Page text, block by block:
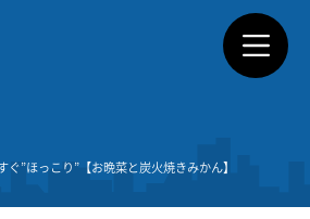
ぐ”ほっこり”【お晩菜と炭火焼きみかん】